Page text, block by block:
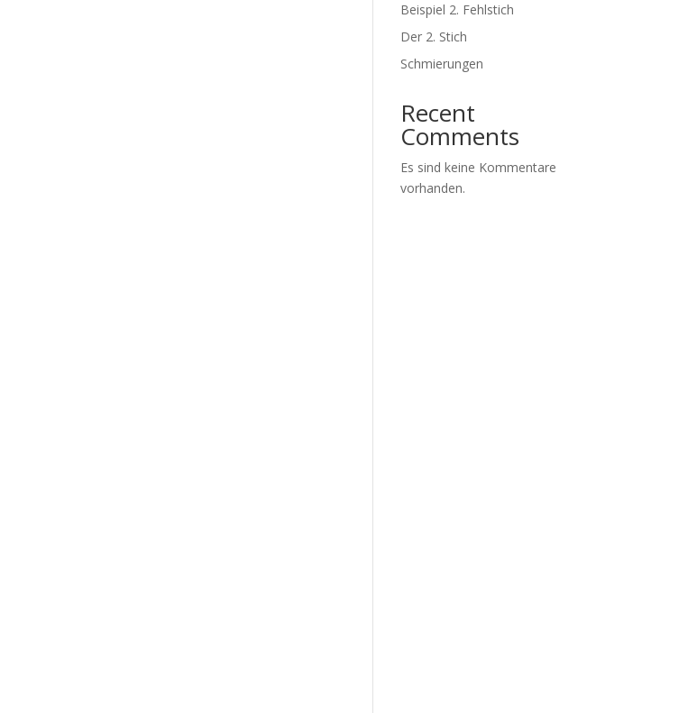
Beispiel 2. Fehlstich
Der 2. Stich
Schmierungen
Recent
Comments
Es sind keine Kommentare
vorhanden.